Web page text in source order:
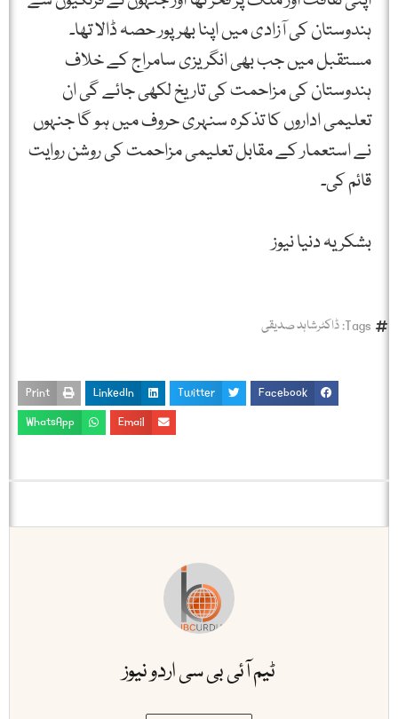
ہندوستان کی آزادی میں اپنا بھرپور حصہ ڈالا تھا۔
مستقبل میں جب بھی انگریزی سامراج کے خلاف
ہندوستان کی مزاحمت کی تاریخ لکھی جائے گی ان
تعلیمی اداروں کا تذکرہ سنہری حروف میں ہو گا جنہوں
نے استعمار کے مقابل تعلیمی مزاحمت کی روشن روایت
قائم کی۔
بشکریہ دنیا نیوز
Tags: ڈاکٹرشاہد صدیقی
Facebook
Twitter
LinkedIn
Print
Email
WhatsApp
ٹیم آئی بی سی اردو نیوز